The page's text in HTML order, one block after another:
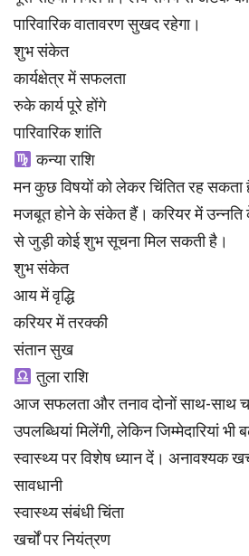
पारिवारिक वातावरण सुखद रहेगा।
शुभ संकेत
कार्यक्षेत्र में सफलता
रुके कार्य पूरे होंगे
पारिवारिक शांति
कन्या राशि
मन कुछ विषयों को लेकर चिंतित रह सकता
मजबूत होने के संकेत हैं। करियर में
से जुड़ी कोई शुभ सूचना मिल सकती है।
शुभ संकेत
आय में वृद्धि
करियर में तरक्की
संतान सुख
तुला राशि
आज सफलता और तनाव दोनों साथ-साथ
उपलब्धियां मिलेंगी, लेकिन जिम्मेदारियां
स्वास्थ्य पर विशेष ध्यान दें। अनावश्यक
सावधानी
स्वास्थ्य संबंधी चिंता
खर्चों पर नियंत्रण